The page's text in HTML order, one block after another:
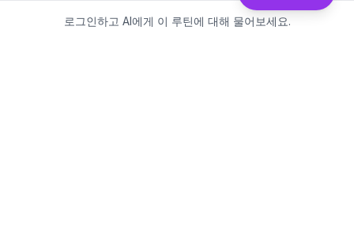
로그인하고 AI에게 이 루틴에 대해 물어보세요.